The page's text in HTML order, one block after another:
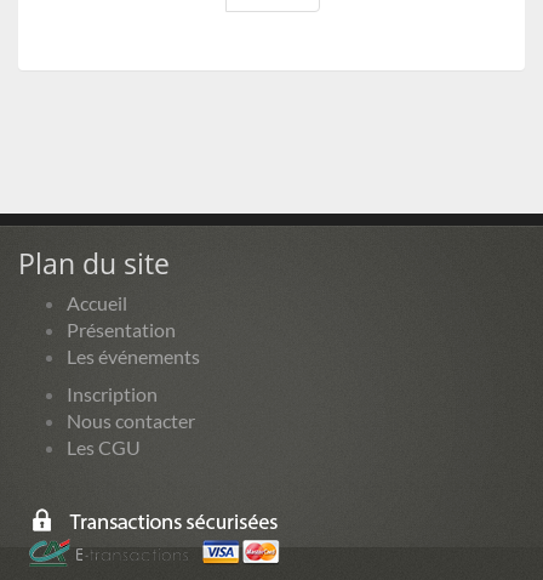
Plan du site
Accueil
Présentation
Les événements
Inscription
Nous contacter
Les CGU